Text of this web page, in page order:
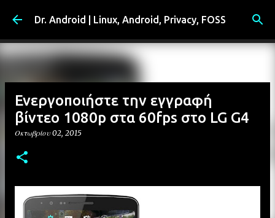
Μετάβαση στο κύριο περιεχόμενο
Dr. Android | Linux, Android, Privacy, FOSS
Ενεργοποιήστε την εγγραφή
βίντεο 1080p στα 60fps στο LG G4
Οκτωβρίου 02, 2015